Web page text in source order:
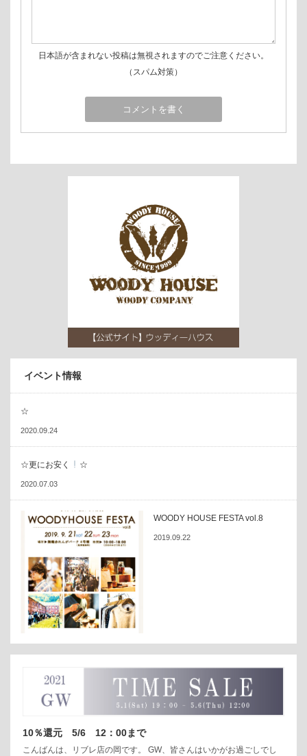
日本語が含まれない投稿は無視されますのでご注意ください。
（スパム対策）
イベント情報
☆
2020.09.24
☆更にお安く ☆
2020.07.03
WOODY HOUSE FESTA vol.8
2019.09.22
10％還元 5/6 12：00まで
こんばんは、リブレ店の岡です。 GW、皆さんはいかがお過ごしでし